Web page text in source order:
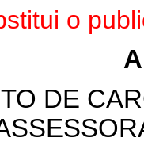
o
DE